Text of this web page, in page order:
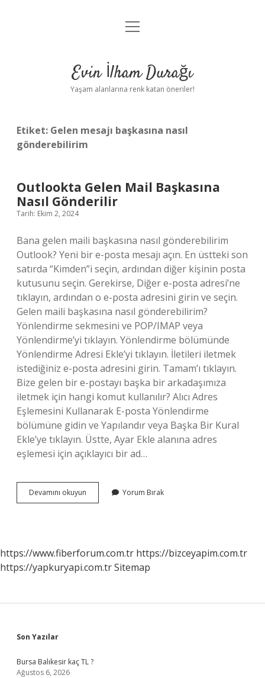
Anasayfa
Yasal Uyarı
menüyü
Evin İlham Durağı
Yaşam alanlarına renk katan öneriler!
Etiket: Gelen mesajı başkasına nasıl
gönderebilirim
Outlookta Gelen Mail Başkasına
Nasıl Gönderilir
Tarih: Ekim 2, 2024
Bana gelen maili başkasına nasıl gönderebilirim
Outlook? Yeni bir e-posta mesajı açın. En üstteki son
satırda “Kimden”i seçin, ardından diğer kişinin posta
kutusunu seçin. Gerekirse, Diğer e-posta adresi’ne
tıklayın, ardından o e-posta adresini girin ve seçin.
Gelen maili başkasına nasıl gönderebilirim?
Yönlendirme sekmesini ve POP/IMAP veya
Yönlendirme’yi tıklayın. Yönlendirme bölümünde
Yönlendirme Adresi Ekle’yi tıklayın. İletileri iletmek
istediğiniz e-posta adresini girin. Tamam’ı tıklayın.
Bize gelen bir e-postayı başka bir arkadaşımıza
iletmek için hangi komut kullanılır? Alıcı Adres
Eşlemesini Kullanarak E-posta Yönlendirme
bölümüne gidin ve Yapılandır veya Başka Bir Kural
Ekle’ye tıklayın. Üstte, Ayar Ekle alanına adres
eşlemesi için açıklayıcı bir ad…
Devamını okuyun Outlookta
Gelen
Yorum Bırak
https://www.fiberforum.com.tr https://bizceyapim.com.tr
https://yapkuryapi.com.trSitemap
Sidebar
Son Yazılar
Bursa Balıkesir kaç TL ?
Ağustos 6, 2026